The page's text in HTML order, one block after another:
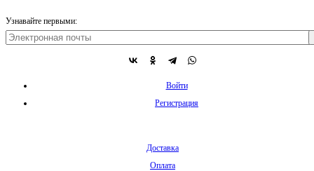
Узнавайте первыми:
Войти
Регистрация
Доставка
Оплата